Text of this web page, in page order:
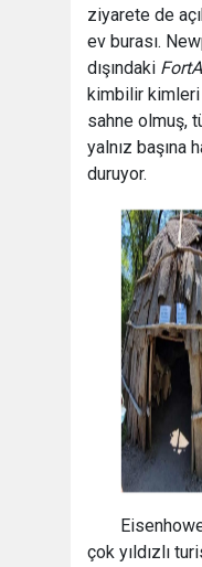
ziyarete de
ev burası.
dışındaki Fort
kimbilir kimleri
sahne olmuş,
yalnız başına
duruyor.
çok yıldızlı